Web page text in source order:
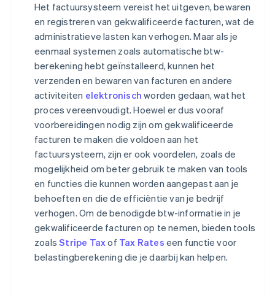
Het factuursysteem vereist het uitgeven, bewaren
en registreren van gekwalificeerde facturen, wat de
administratieve lasten kan verhogen. Maar als je
eenmaal systemen zoals automatische btw-
berekening hebt geïnstalleerd, kunnen het
verzenden en bewaren van facturen en andere
activiteiten elektronisch worden gedaan, wat het
proces vereenvoudigt. Hoewel er dus vooraf
voorbereidingen nodig zijn om gekwalificeerde
facturen te maken die voldoen aan het
factuursysteem, zijn er ook voordelen, zoals de
mogelijkheid om beter gebruik te maken van tools
en functies die kunnen worden aangepast aan je
behoeften en die de efficiëntie van je bedrijf
verhogen. Om de benodigde btw-informatie in je
gekwalificeerde facturen op te nemen, bieden tools
zoalsStripe Taxof Tax Rates een functie voor
belastingberekening die je daarbij kan helpen.